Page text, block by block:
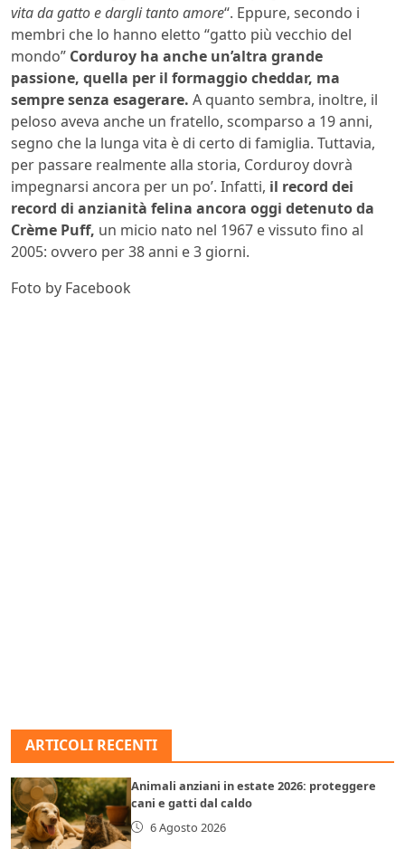
vita da gatto e dargli tanto amore“. Eppure, secondo i
membri che lo hanno eletto “gatto più vecchio del
mondo” Corduroy ha anche un’altra grande
passione, quella per il formaggio cheddar, ma
sempre senza esagerare. A quanto sembra, inoltre, il
peloso aveva anche un fratello, scomparso a 19 anni,
segno che la lunga vita è di certo di famiglia. Tuttavia,
per passare realmente alla storia, Corduroy dovrà
impegnarsi ancora per un po’. Infatti, il record dei
record di anzianità felina ancora oggi detenuto da
Crème Puff, un micio nato nel 1967 e vissuto fino al
2005: ovvero per 38 anni e 3 giorni.
Foto by Facebook
ARTICOLI RECENTI
Animali anziani in estate 2026: proteggere
cani e gatti dal caldo
6 Agosto 2026